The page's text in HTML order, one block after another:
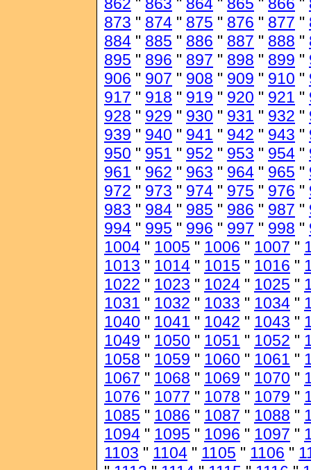
873 " 874 " 875 " 876 " 877 "
884 " 885 " 886 " 887 " 888 "
895 " 896 " 897 " 898 " 899 "
906 " 907 " 908 " 909 " 910 "
917 " 918 " 919 " 920 " 921 "
928 " 929 " 930 " 931 " 932 "
939 " 940 " 941 " 942 " 943 "
950 " 951 " 952 " 953 " 954 "
961 " 962 " 963 " 964 " 965 "
972 " 973 " 974 " 975 " 976 "
983 " 984 " 985 " 986 " 987 "
994 " 995 " 996 " 997 " 998 "
1004 " 1005 " 1006 " 1007 "
1013 " 1014 " 1015 " 1016 "
1022 " 1023 " 1024 " 1025 "
1031 " 1032 " 1033 " 1034 "
1040 " 1041 " 1042 " 1043 "
1049 " 1050 " 1051 " 1052 "
1058 " 1059 " 1060 " 1061 "
1067 " 1068 " 1069 " 1070 "
1076 " 1077 " 1078 " 1079 "
1085 " 1086 " 1087 " 1088 "
1094 " 1095 " 1096 " 1097 "
1103 " 1104 " 1105 " 1106 "